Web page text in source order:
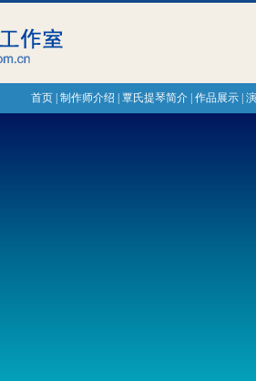
首页| 制作师介绍 覃氏提琴简介| 作品展示|